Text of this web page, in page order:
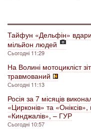
Тайфун «Дельфін»
мільйон людей
Сьогодні 11:29
На Волині мотоцикліст
травмований
Сьогодні 11:13
Росія за 7 місяців
«Цирконів» та
«Кинджалів», – ГУР
Сьогодні 10:57